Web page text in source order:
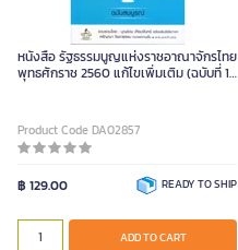
หนังสือ รัฐธรรมนูญแห่งราชอาณาจักรไทย
พุทธศักราช 2560 แก้ไขเพิ่มเติม (ฉบับที่ 1)
Product Code DA02857
฿ 129.00 READY TO SHIP
ADD TO CART